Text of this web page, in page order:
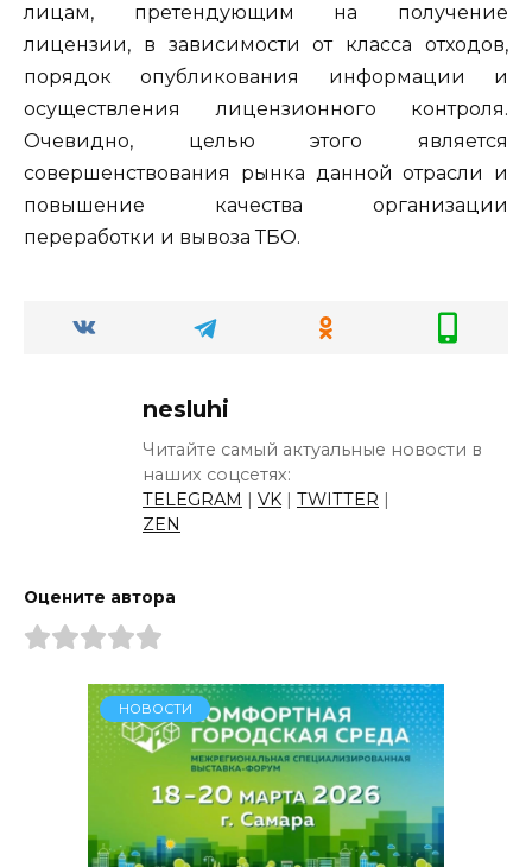
лицам, претендующим на получение
лицензии, в зависимости от класса отходов,
порядок опубликования информации и
осуществления лицензионного контроля.
Очевидно, целью этого является
совершенствования рынка данной отрасли и
повышение качества организации
переработки и вывоза ТБО.
nesluhi
Читайте самый актуальные новости в
наших соцсетях:
TELEGRAM | VK | TWITTER |
ZEN
Оцените автора
НОВОСТИ